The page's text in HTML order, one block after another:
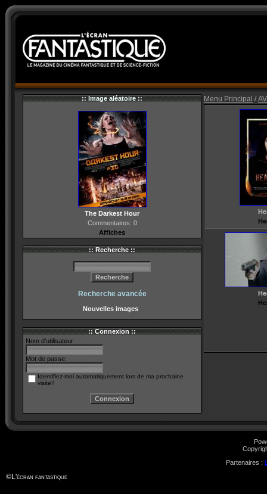
:: Image aléatoire ::
The Darkest Hour
Commentaires: 0
Affiches
:: Recherche ::
Recherche avancée
Nouvelles images
:: Connexion ::
Nom d'utilisateur:
Mot de passe:
Identifiez-moi automatiquement lors de ma prochaine
visite?
Menu Principal /
Partenaires :
©L'écran fantastique